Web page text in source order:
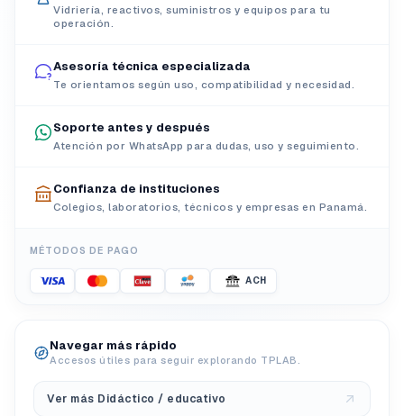
Vidriería, reactivos, suministros y equipos para tu
operación.
Asesoría técnica especializada
Te orientamos según uso, compatibilidad y necesidad.
Soporte antes y después
Atención por WhatsApp para dudas, uso y seguimiento.
Confianza de instituciones
Colegios, laboratorios, técnicos y empresas en Panamá.
MÉTODOS DE PAGO
ACH
Navegar más rápido
Accesos útiles para seguir explorando TPLAB.
Ver más Didáctico / educativo